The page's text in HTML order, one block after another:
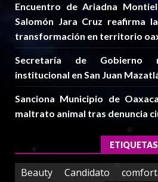
Encuentro de Ariadna
Salomón Jara Cruz reafirma
transformación en territorio
Secretaría de Gobierno
institucional en San Juan
Sanciona Municipio de
maltrato animal tras denuncia
ETIQUETAS
Beauty Candidato